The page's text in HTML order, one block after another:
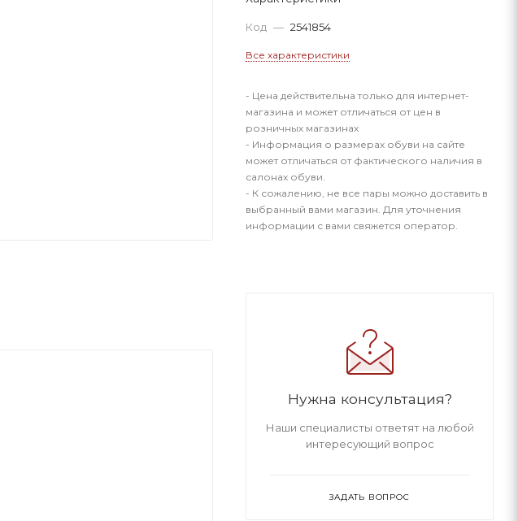
Код — 2541854
Все характеристики
- Цена действительна только для интернет-
магазина и может отличаться от цен в
розничных магазинах
- Информация о размерах обуви на сайте
может отличаться от фактического наличия в
салонах обуви.
- К сожалению, не все пары можно доставить в
выбранный вами магазин. Для уточнения
информации с вами свяжется оператор.
Нужна консультация?
Наши специалисты ответят на любой
интересующий вопрос
ЗАДАТЬ ВОПРОС